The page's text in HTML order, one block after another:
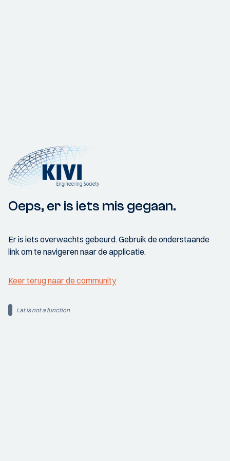
Oeps, er is iets mis gegaan.
Er is iets overwachts gebeurd. Gebruik de onderstaande
link om te navigeren naar de applicatie.
Keer terug naar de community
i.at is not a function